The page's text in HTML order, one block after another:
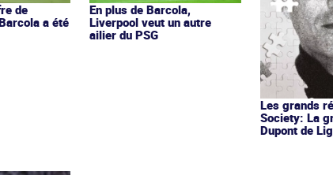
de
a été
En plus de Barcola,
Liverpool veut un autre
ailier du PSG
Les grands
Society: La
Dupont de